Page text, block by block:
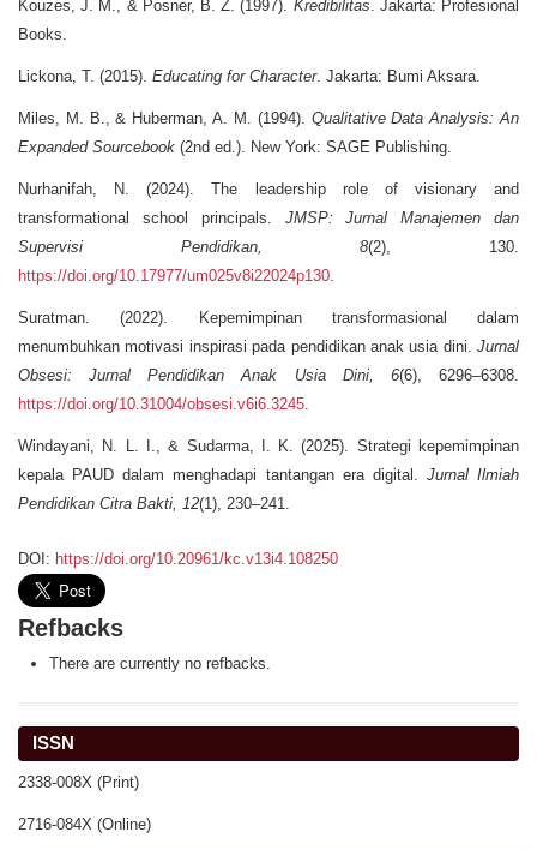
ISSN
2338-008X (Print)
2716-084X (Online)
Kouzes, J. M., & Posner, B. Z. (1997). Kredibilitas. Jakarta: Profesional
Books.
Lickona, T. (2015). Educating for Character. Jakarta: Bumi Aksara.
Miles, M. B., & Huberman, A. M. (1994). Qualitative Data Analysis: An
Expanded Sourcebook (2nd ed.). New York: SAGE Publishing.
Nurhanifah, N. (2024). The leadership role of visionary and
transformational school principals. JMSP: Jurnal Manajemen dan
Supervisi Pendidikan, 8(2), 130.
https://doi.org/10.17977/um025v8i22024p130.
Suratman. (2022). Kepemimpinan transformasional dalam
menumbuhkan motivasi inspirasi pada pendidikan anak usia dini. Jurnal
Obsesi: Jurnal Pendidikan Anak Usia Dini, 6(6), 6296–6308.
https://doi.org/10.31004/obsesi.v6i6.3245.
Windayani, N. L. I., & Sudarma, I. K. (2025). Strategi kepemimpinan
kepala PAUD dalam menghadapi tantangan era digital. Jurnal Ilmiah
Pendidikan Citra Bakti, 12(1), 230–241.
DOI: https://doi.org/10.20961/kc.v13i4.108250
Refbacks
There are currently no refbacks.